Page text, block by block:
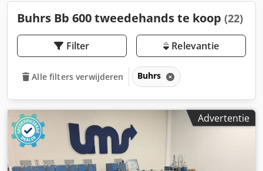
Buhrs Bb 600 tweedehands te koop (22)
Filter Relevantie
Alle filters verwijderen Buhrs
Advertentie